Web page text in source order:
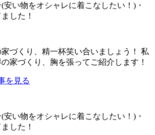
安い物をオシャレに着こなしたい！)・
した！
づくり、精一杯笑い合いましょう！ 私
家づくり、胸を張ってご紹介します！
を見る
安い物をオシャレに着こなしたい！)・
した！